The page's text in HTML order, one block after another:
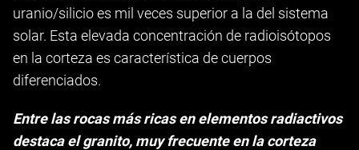
uranio/silicio es mil veces superior a la del sistema
solar. Esta elevada concentración de radioisótopos
en la corteza es característica de cuerpos
diferenciados.
Entre las rocas más ricas en elementos radiactivos
destaca el granito, muy frecuente en la corteza